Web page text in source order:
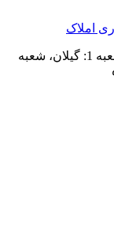
کاسپی لند برند معتبر سرمایه گذاری املاک (شعبه 1: گیلان، شعبه